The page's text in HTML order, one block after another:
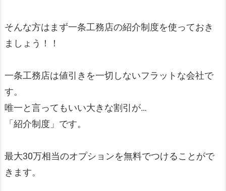
そんな方はまず一条工務店の紹介制度を使っておき
ましょう！！
一条工務店は値引きを一切しないフラットな会社で
す。
唯一と言ってもいい大きな割引が…
「紹介制度」です。
最大30万相当のオプションを無料でつけることがで
きます。